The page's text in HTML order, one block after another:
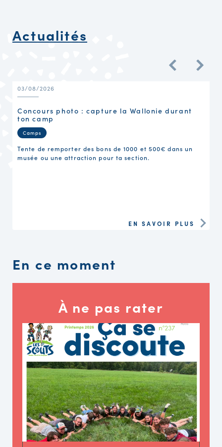
Actualités
03/08/2026
Concours photo : capture la Wallonie durant
ton camp
Camps
Tente de remporter des bons de 1000 et 500€ dans un
musée ou une attraction pour ta section.
EN SAVOIR PLUS
En ce moment
À ne pas rater